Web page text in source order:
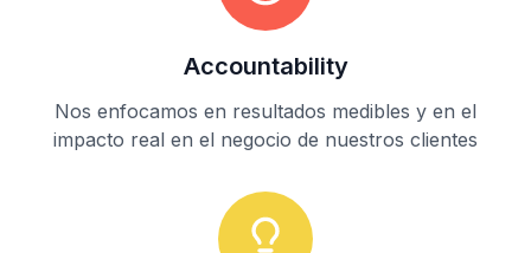
Accountability
Nos enfocamos en resultados medibles y en el
impacto real en el negocio de nuestros clientes